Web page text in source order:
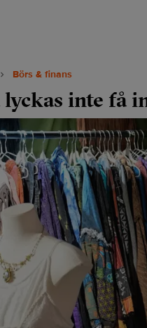
Börs & finans
inte få